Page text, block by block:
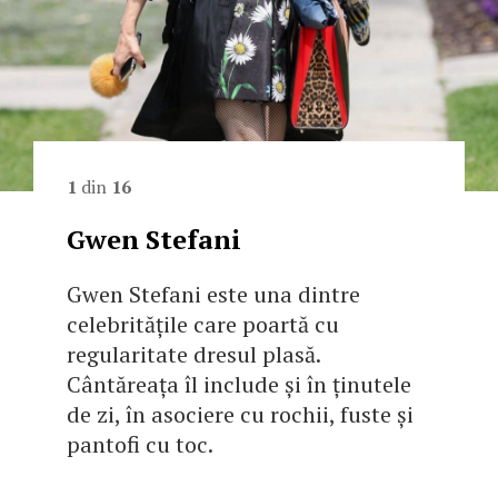
1 din 16
Gwen Stefani
Gwen Stefani este una dintre
celebritățile care poartă cu
regularitate dresul plasă.
Cântăreața îl include și în ținutele
de zi, în asociere cu rochii, fuste și
pantofi cu toc.